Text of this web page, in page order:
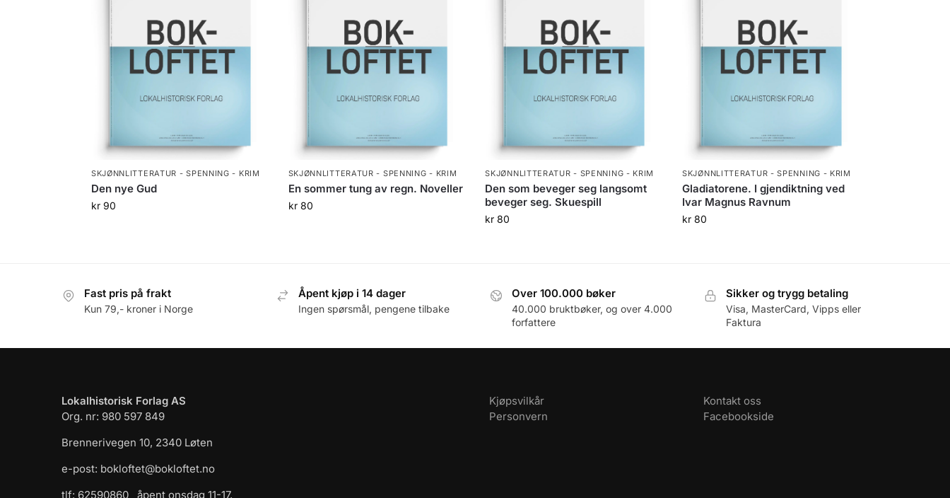
SKJØNNLITTERATUR - SPENNING - KRIM
Den nye Gud
kr90
SKJØNNLITTERATUR - SPENNING - KRIM
En sommer tung av regn. Noveller
kr80
SKJØNNLITTERATUR - SPENNING - KRIM
Den som beveger seg langsomt
beveger seg. Skuespill
kr 80
SKJØNNLITTERATUR - SPENNING - KRIM
Gladiatorene. I gjendiktning ved
Ivar Magnus Ravnum
kr 80
Fast pris på frakt
Kun 79,- kroner i Norge
Åpent kjøp i 14 dager
Ingen spørsmål, pengene tilbake
Over 100.000 bøker
40.000 bruktbøker, og over 4.000
forfattere
Sikker og trygg betaling
Visa, MasterCard, Vipps eller
Faktura
Lokalhistorisk Forlag AS
Org. nr: 980 597 849
Brennerivegen 10, 2340 Løten
e-post: bokloftet@bokloftet.no
tlf: 62590860 åpent onsdag 11-17,
Kjøpsvilkår
Personvern
Kontakt oss
Facebookside